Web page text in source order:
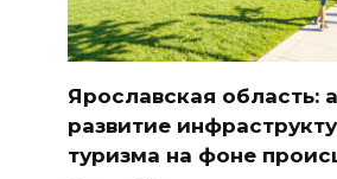
Ярославская область:
развитие
туризма на фоне